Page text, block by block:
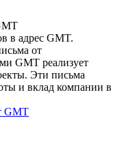
в адрес GMT.
от
GMT реализует
Эти письма
и вклад компании в